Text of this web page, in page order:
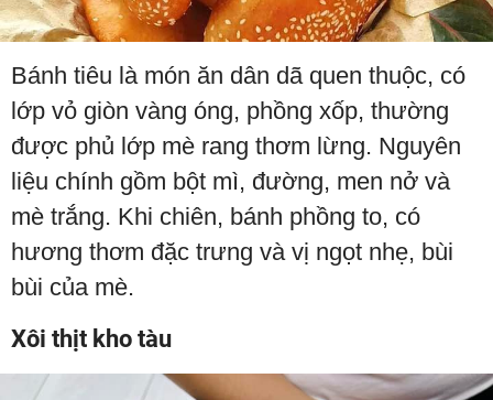
Bánh tiêu là món ăn dân dã quen thuộc, có
lớp vỏ giòn vàng óng, phồng xốp, thường
được phủ lớp mè rang thơm lừng. Nguyên
liệu chính gồm bột mì, đường, men nở và
mè trắng. Khi chiên, bánh phồng to, có
hương thơm đặc trưng và vị ngọt nhẹ, bùi
bùi của mè.
Xôi thịt kho tàu